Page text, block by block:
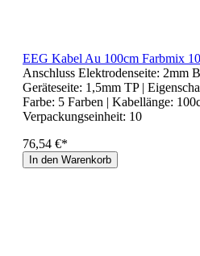
EEG Kabel Au 100cm Farbmix
Anschluss Elektrodenseite: 2mm
Geräteseite: 1,5mm TP |
Farbe: 5 Farben | Kabellänge:
Verpackungseinheit: 10
76,54 €*
In den Warenkorb